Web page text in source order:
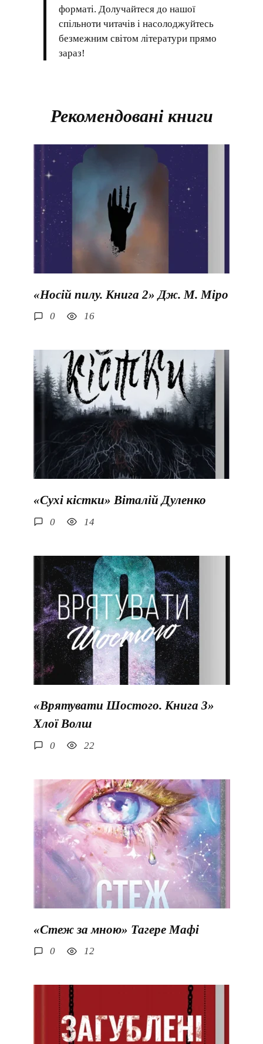
форматі. Долучайтеся до нашої
спільноти читачів і насолоджуйтесь
безмежним світом літератури прямо
зараз!
Рекомендовані книги
«Носій пилу. Книга 2» Дж. М. Міро
0 16
«Сухі кістки» Віталій Дуленко
0 14
«Врятувати Шостого. Книга 3»
Хлої Волш
0 22
«Стеж за мною» Тагере Мафі
0 12